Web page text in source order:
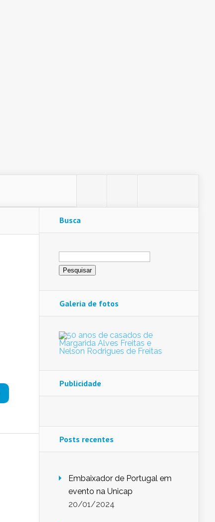
Busca
Pesquisar
por:
Galeria de fotos
Publicidade
Posts recentes
Embaixador de Portugal em
evento na Unicap
20/01/2024